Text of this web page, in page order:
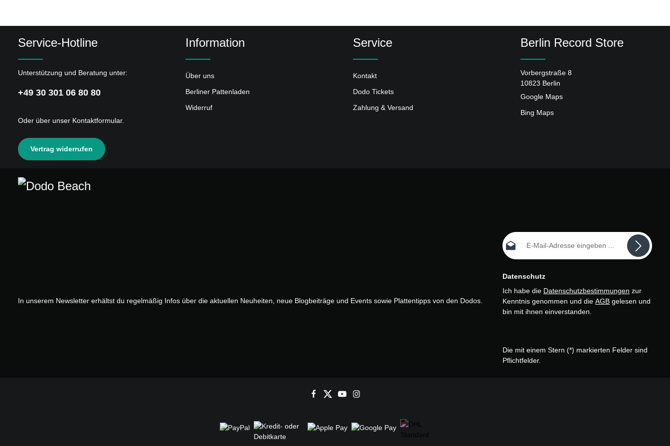
Die Welt Aufteilen
Schulschwänzer Rowdy & Co.
Streichelzoo (B-Seite)
20 vor 10
12 Vier Gegen Willie
Service-Hotline
Unterstützung und Beratung unter:
+49 30 301 06 80 80
Oder über unser Kontaktformular.
Vertrag widerrufen
Information
Über uns
Berliner Pattenladen
Widerruf
Service
Kontakt
Dodo Tickets
Zahlung & Versand
Berlin Record Store
Vorbergstraße 8
10823 Berlin
Google Maps
Bing Maps
In unserem Newsletter erhältst du regelmäßig Infos über die aktuellen Neuheiten, neue Blogbeiträge und Events sowie Plattentipps von den Dodos.
E-Mail-Adresse*
Datenschutz
Ich habe die Datenschutzbestimmungen zur
Kenntnis genommen und die AGB gelesen und
bin mit ihnen einverstanden.
Die mit einem Stern (*) markierten Felder sind
Pflichtfelder.